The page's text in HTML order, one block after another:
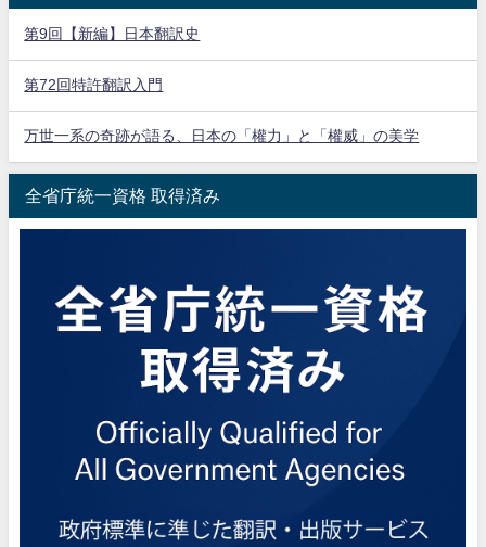
第9回【新編】日本翻訳史
第72回特許翻訳入門
万世一系の奇跡が語る、日本の「權力」と「權威」の美学
全省庁統一資格 取得済み